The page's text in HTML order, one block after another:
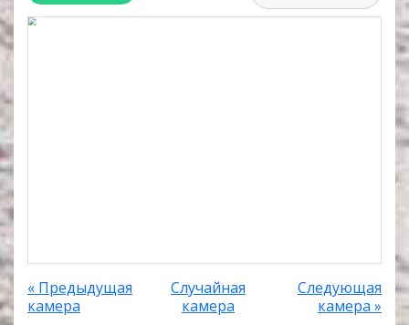
« Предыдущая
камера
Случайная
камера
Следующая
камера »